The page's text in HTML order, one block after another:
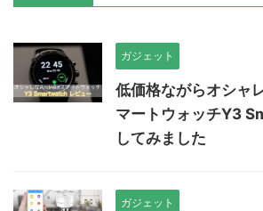
ガジェット
低価格ながらオシャ
マートウォッチY3
してみました
ガジェット